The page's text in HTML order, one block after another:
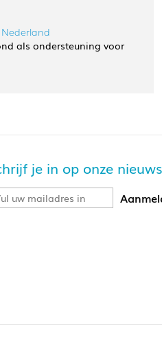
als ondersteuning voor
je in op onze